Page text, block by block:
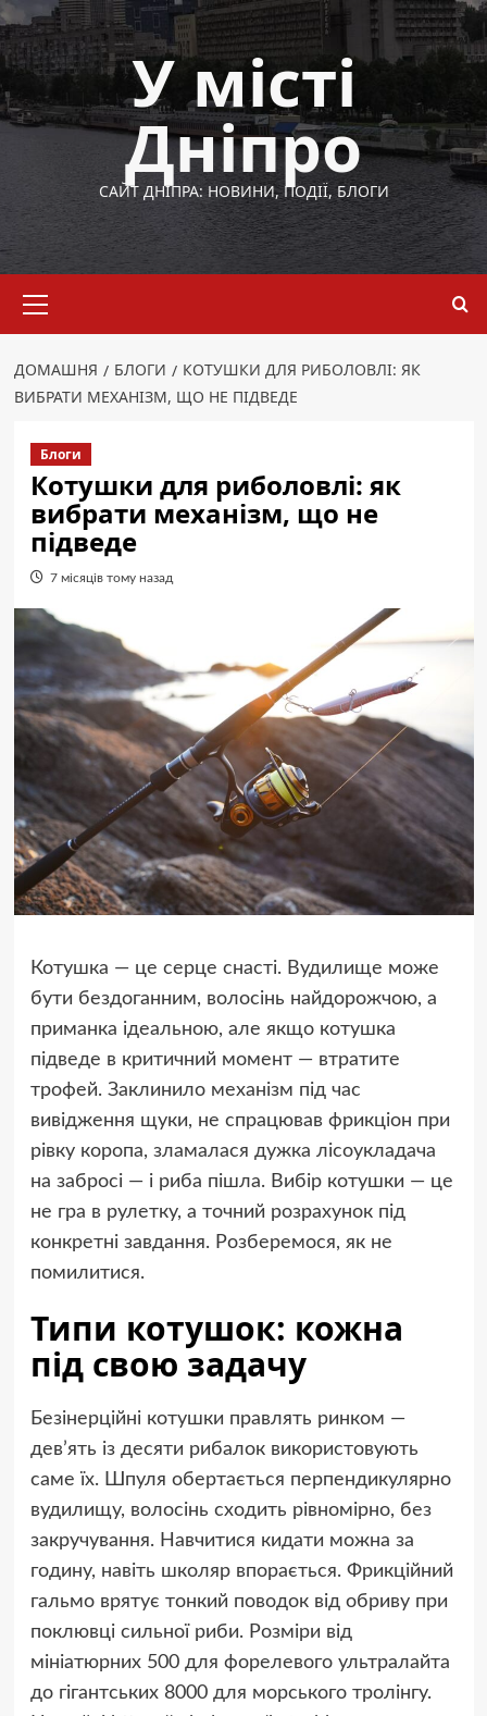
Перейти
до
вмісту
У місті
Дніпро
САЙТ ДНІПРА: НОВИНИ, ПОДІЇ, БЛОГИ
меню
ДОМАШНЯ БЛОГИ
КОТУШКИ ДЛЯ РИБОЛОВЛІ: ЯК
ВИБРАТИ МЕХАНІЗМ, ЩО НЕ ПІДВЕДЕ
Блоги
Котушки для риболовлі: як
вибрати механізм, що не
підведе
7 місяців тому назад
Котушка — це серце снасті. Вудилище може
бути бездоганним, волосінь найдорожчою, а
приманка ідеальною, але якщо котушка
підведе в критичний момент — втратите
трофей. Заклинило механізм під час
вивідження щуки, не спрацював фрикціон при
рівку коропа, зламалася дужка лісоукладача
на забросі — і риба пішла. Вибір котушки — це
не гра в рулетку, а точний розрахунок під
конкретні завдання. Розберемося, як не
помилитися.
Типи котушок: кожна
під свою задачу
Безінерційні котушки правлять ринком —
дев’ять із десяти рибалок використовують
саме їх. Шпуля обертається перпендикулярно
вудилищу, волосінь сходить рівномірно, без
закручування. Навчитися кидати можна за
годину, навіть школяр впорається. Фрикційний
гальмо врятує тонкий поводок від обриву при
поклювці сильної риби. Розміри від
мініатюрних 500 для форелевого ультралайта
до гігантських 8000 для морського тролінгу.